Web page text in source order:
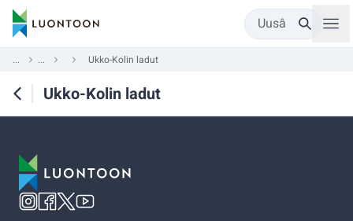
Uusâ
... ... Ukko-Kolin ladut
Ukko-Kolin ladut